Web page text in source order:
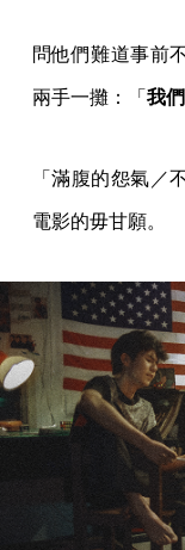
問他們難道事前
兩手一攤：「 我
「滿腹的怨氣／
電影的毋甘願。